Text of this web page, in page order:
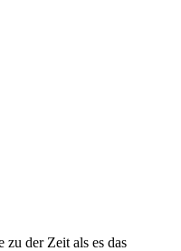
zu der Zeit als es das